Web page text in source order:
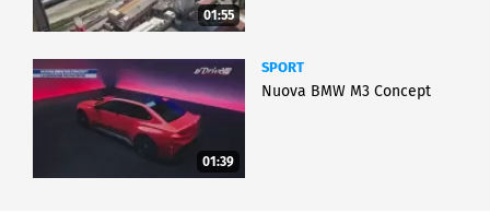
01:55
01:39
SPORT
Nuova BMW M3 Concept